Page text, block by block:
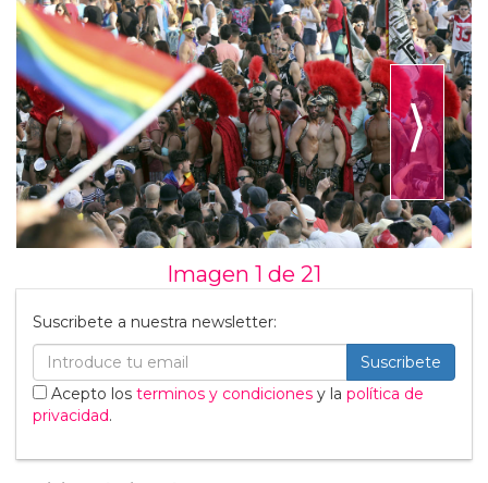
⟩
Imagen 1 de 21
Suscribete a nuestra newsletter:
Suscribete
Acepto los terminos y condiciones y la política de
privacidad.